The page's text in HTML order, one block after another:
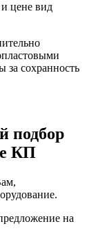
цене вид
сохранность
подбор
КП
на